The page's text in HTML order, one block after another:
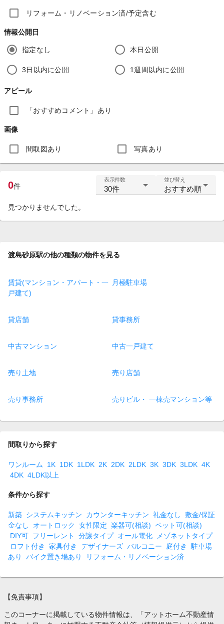
リフォーム・リノベーション済/予定含む
情報公開日
指定なし 本日公開
3日以内に公開 1週間以内に公開
アピール
「おすすめコメント」あり
画像
間取図あり 写真あり
0件
表示件数
30件
並び替え
おすすめ順
見つかりませんでした。
渡島砂原駅の他の種類の物件を見る
賃貸(マンション・アパート・一
戸建て)
月極駐車場
貸店舗 貸事務所
中古マンション 中古一戸建て
売り土地 売り店舗
売り事務所 売りビル・ 一棟売マンション等
間取りから探す
ワンルーム 1K 1DK 1LDK 2K 2DK 2LDK 3K 3DK 3LDK 4K
4DK 4LDK以上
条件から探す
新築 システムキッチン カウンターキッチン 礼金なし
敷金/保証
金なし
オートロック 女性限定 楽器可(相談) ペット可(相談)
DIY可 フリーレント 分譲タイプ オール電化
メゾネットタイプ
ロフト付き
家具付き デザイナーズ バルコニー 庭付き
駐車場
あり
バイク置き場あり リフォーム・リノベーション済
【免責事項】
このコーナーに掲載している物件情報は、「アットホーム不動産情